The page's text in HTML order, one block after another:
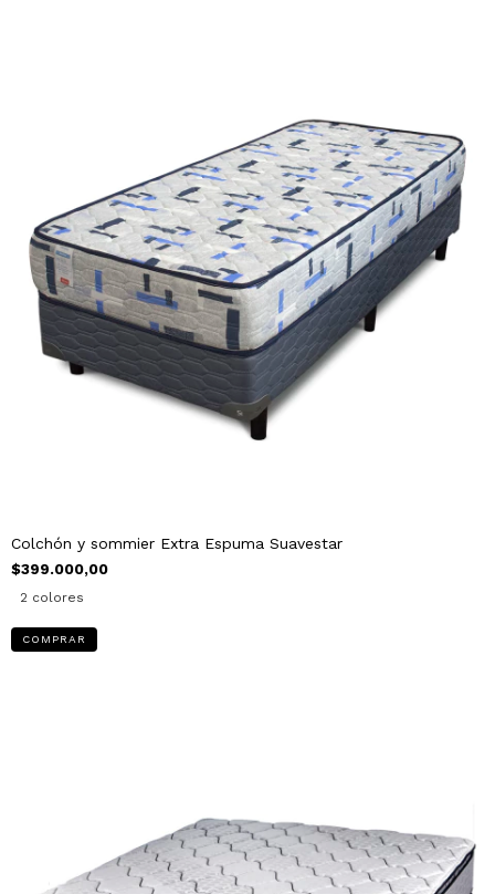
Colchón y sommier Extra Espuma Suavestar
$399.000,00
2 colores
COMPRAR